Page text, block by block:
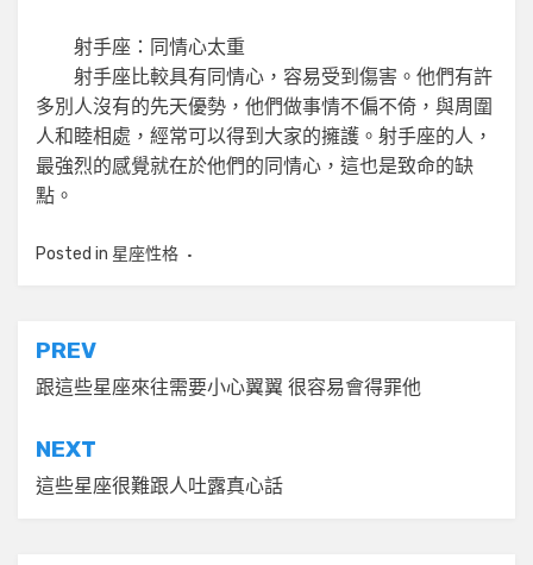
射手座：同情心太重
射手座比較具有同情心，容易受到傷害。他們有許
多別人沒有的先天優勢，他們做事情不偏不倚，與周圍
人和睦相處，經常可以得到大家的擁護。射手座的人，
最強烈的感覺就在於他們的同情心，這也是致命的缺
點。
Posted in 星座性格
文
章
導
覽
PREV
跟這些星座來往需要小心翼翼 很容易會得罪他
NEXT
這些星座很難跟人吐露真心話